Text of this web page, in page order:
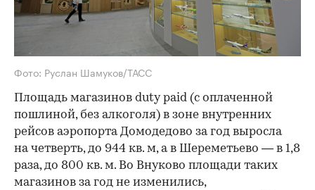
Фото: Руслан Шамуков/ТАСС
Площадь магазинов duty paid (с оплаченной
пошлиной, без алкоголя) в зоне внутренних
рейсов аэропорта Домодедово за год выросла
на четверть, до 944 кв. м, а в Шереметьево — в 1,8
раза, до 800 кв. м. Во Внуково площади таких
магазинов за год не изменились,